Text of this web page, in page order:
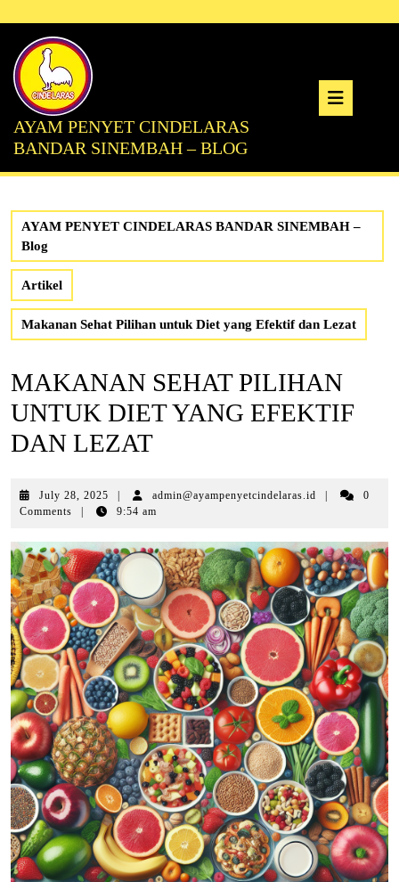
content
AYAM PENYET CINDELARAS
BANDAR SINEMBAH – BLOG
AYAM PENYET CINDELARAS BANDAR SINEMBAH –
Blog
Artikel
Makanan Sehat Pilihan untuk Diet yang Efektif dan Lezat
MAKANAN SEHAT PILIHAN
UNTUK DIET YANG EFEKTIF
DAN LEZAT
July 28, 2025 July
28,
admin@ayampenyetcindelaras.id
0
Comments
9:54 am